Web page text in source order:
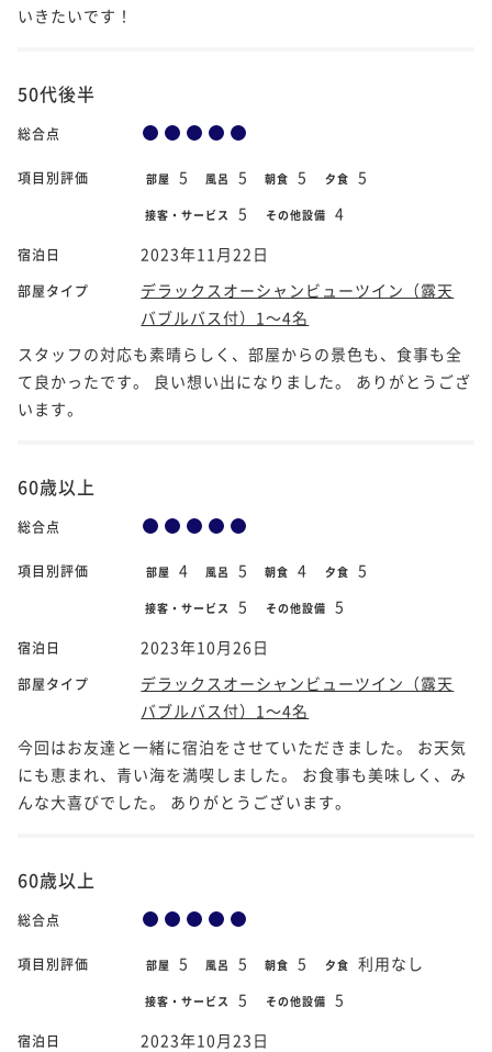
いきたいです！
50代後半
総合点
項目別評価 部屋 5 風呂 5 朝食 5 夕食 5
接客・サービス 5 その他設備 4
宿泊日 2023年11月22日
部屋タイプ
デラックスオーシャンビューツイン（露天
バブルバス付）1～4名
スタッフの対応も素晴らしく、部屋からの景色も、食事も全
て良かったです。 良い想い出になりました。 ありがとうござ
います。
60歳以上
総合点
項目別評価 部屋 4 風呂 5 朝食 4 夕食 5
接客・サービス 5 その他設備 5
宿泊日 2023年10月26日
部屋タイプ
デラックスオーシャンビューツイン（露天
バブルバス付）1～4名
今回はお友達と一緒に宿泊をさせていただきました。 お天気
にも恵まれ、青い海を満喫しました。 お食事も美味しく、み
んな大喜びでした。 ありがとうございます。
60歳以上
総合点
項目別評価 部屋 5 風呂 5 朝食 5 夕食 利用なし
接客・サービス 5 その他設備 5
宿泊日 2023年10月23日